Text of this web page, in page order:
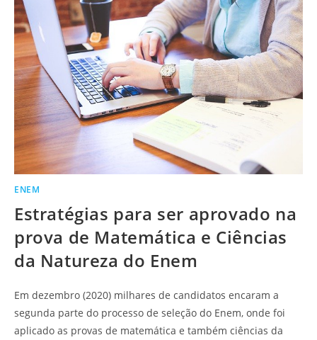
ENEM
Estratégias para ser aprovado na
prova de Matemática e Ciências
da Natureza do Enem
Em dezembro (2020) milhares de candidatos encaram a
segunda parte do processo de seleção do Enem, onde foi
aplicado as provas de matemática e também ciências da